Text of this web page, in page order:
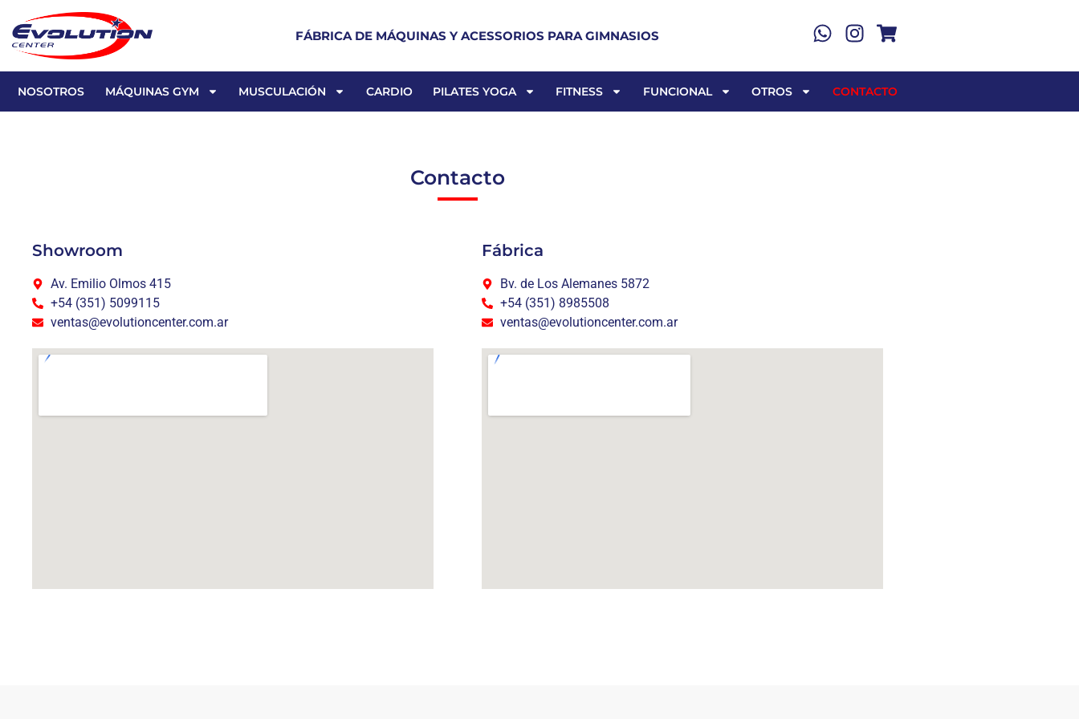
FÁBRICA DE MÁQUINAS Y ACESSORIOS PARA GIMNASIOS
NOSOTROS MÁQUINAS GYM MUSCULACIÓN CARDIO PILATES YOGA FITNESS FUNCIONAL OTROS CONTACTO
Contacto
Showroom
Av. Emilio Olmos 415
+54 (351) 5099115
ventas@evolutioncenter.com.ar
Fábrica
Bv. de Los Alemanes 5872
+54 (351) 8985508
ventas@evolutioncenter.com.ar